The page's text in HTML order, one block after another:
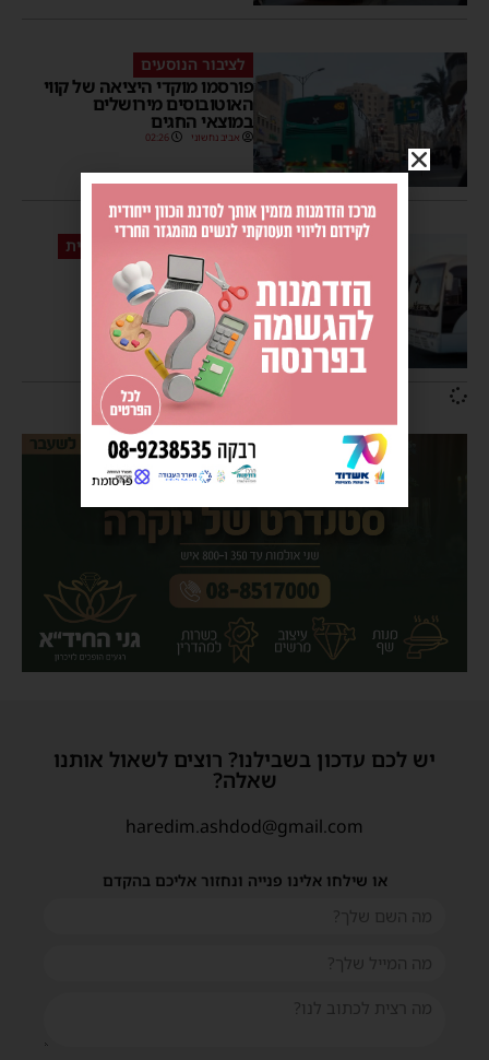
לציבור הנוסעים
פורסמו מוקדי היציאה של קווי
האוטובוסים מירושלים
במוצאי החגים
אביב נחשוני 02:26
שינויים בתחבורה הציבורית
לקראת החג המוסלמי-
ביטולים ושינויים בקווי
התחבורה הציבורית
אביב נחשוני 10:45 1 תגובות
יש לכם עדכון בשבילנו? רוצים לשאול אותנו
שאלה?
haredim.ashdod@gmail.com
או שילחו אלינו פנייה ונחזור אליכם בהקדם
פרסומת